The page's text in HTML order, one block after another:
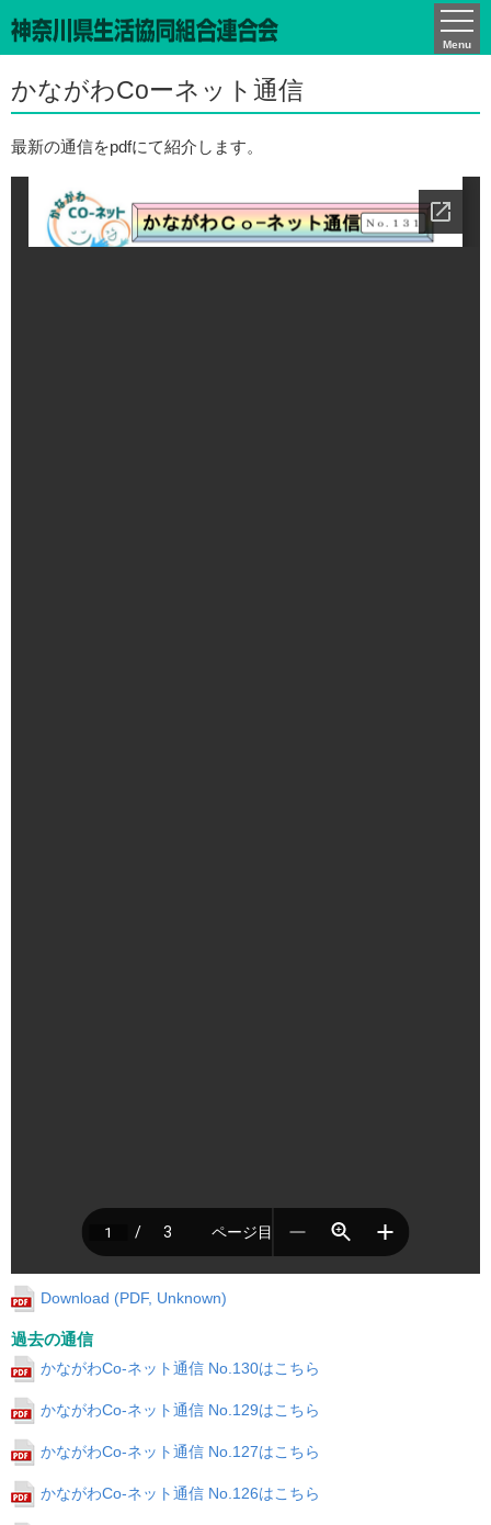
Menu
かながわCO-ネット通信
かながわCoーネット通信
最新の通信をpdfにて紹介します。
Download (PDF, Unknown)
過去の通信
かながわCo-ネット通信 No.130はこちら
かながわCo-ネット通信 No.129はこちら
かながわCo-ネット通信 No.127はこちら
かながわCo-ネット通信 No.126はこちら